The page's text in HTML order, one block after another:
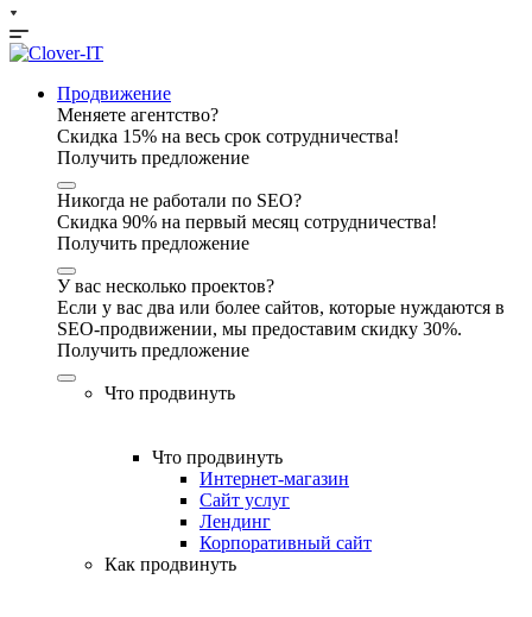
Продвижение
Меняете агентство?
Скидка 15% на весь срок сотрудничества!
Получить предложение
Никогда не работали по SEO?
Скидка 90% на первый месяц сотрудничества!
Получить предложение
У вас несколько проектов?
Если у вас два или более сайтов, которые нуждаются в
SEO-продвижении, мы предоставим скидку 30%.
Получить предложение
Что продвинуть
Что продвинуть
Интернет-магазин
Сайт услуг
Лендинг
Корпоративный сайт
Как продвинуть